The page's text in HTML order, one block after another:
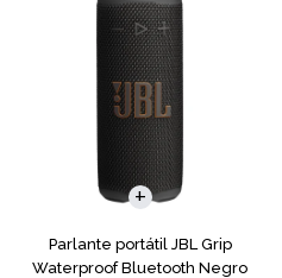
Parlante portátil JBL Grip
Waterproof Bluetooth Negro